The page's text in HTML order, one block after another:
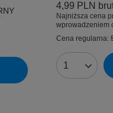
4,99 PLN
Najniższa cena
wprowadzeniem
Cena regularna:
Ilość